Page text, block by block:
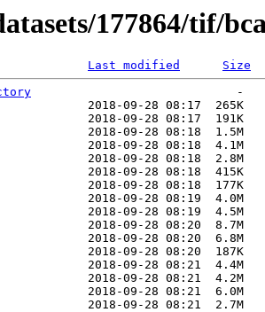
177864/tif/
Last modified
Size
                             -
2018-09-28 08:17  265K
2018-09-28 08:17  191K
2018-09-28 08:18  1.5M
2018-09-28 08:18  4.1M
2018-09-28 08:18  2.8M
2018-09-28 08:18  415K
2018-09-28 08:18  177K
2018-09-28 08:19  4.0M
2018-09-28 08:19  4.5M
2018-09-28 08:20  8.7M
2018-09-28 08:20  6.8M
2018-09-28 08:20  187K
2018-09-28 08:21  4.4M
2018-09-28 08:21  4.2M
2018-09-28 08:21  6.0M
2018-09-28 08:21  2.7M